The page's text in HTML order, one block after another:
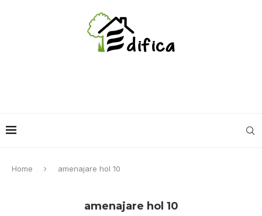
Home amenajare hol 10
amenajare hol 10